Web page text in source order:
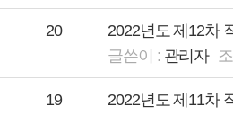
20
2022년도 제12차
관리자
19
2022년도 제11차